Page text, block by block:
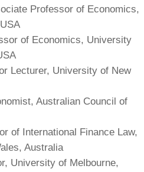
Professor of Economics,
of Economics, University
Lecturer, University of New
Australian Council of
of International Finance Law,
Australia
University of Melbourne,